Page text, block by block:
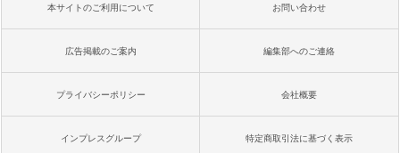
本サイトのご利用について お問い合わせ
広告掲載のご案内 編集部へのご連絡
プライバシーポリシー 会社概要
インプレスグループ 特定商取引法に基づく表示